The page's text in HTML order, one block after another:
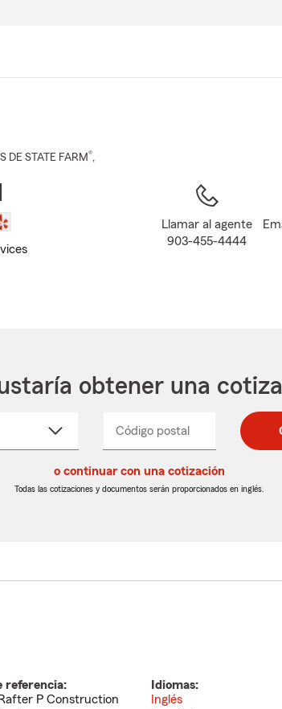
DE STATE FARM®,
Llamar al agente
903-455-4444
obtener una
Código postal
postal
de
postal
de
_____
o continuar con una cotización
Todas las cotizaciones y documentos serán proporcionados en inglés.
referencia:
P Construction
Idiomas:
Inglés